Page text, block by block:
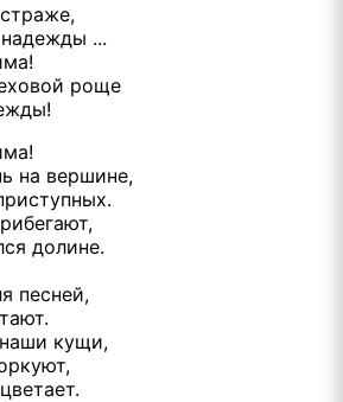
...
роще
на вершине,
долине.
песней,
кущи,